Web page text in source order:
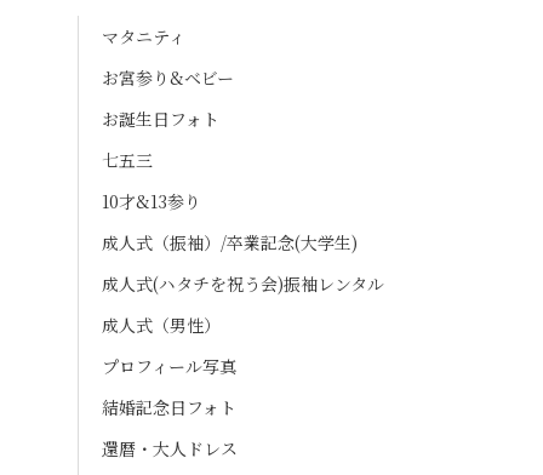
マタニティ
お宮参り&ベビー
お誕生日フォト
七五三
10才&13参り
成人式（振袖）/卒業記念(大学生)
成人式(ハタチを祝う会)振袖レンタル
成人式（男性）
プロフィール写真
結婚記念日フォト
還暦・大人ドレス